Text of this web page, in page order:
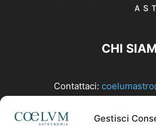
Gestisci
CHI
Contattaci: